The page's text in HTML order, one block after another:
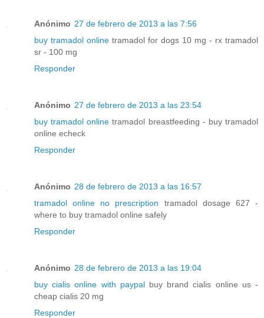
Anónimo 27 de febrero de 2013 a las 7:56
buy tramadol online tramadol for dogs 10 mg - rx tramadol
sr - 100 mg
Responder
Anónimo 27 de febrero de 2013 a las 23:54
buy tramadol online tramadol breastfeeding - buy tramadol
online echeck
Responder
Anónimo 28 de febrero de 2013 a las 16:57
tramadol online no prescription tramadol dosage 627 -
where to buy tramadol online safely
Responder
Anónimo 28 de febrero de 2013 a las 19:04
buy cialis online with paypalbuy brand cialis online us -
cheap cialis 20 mg
Responder